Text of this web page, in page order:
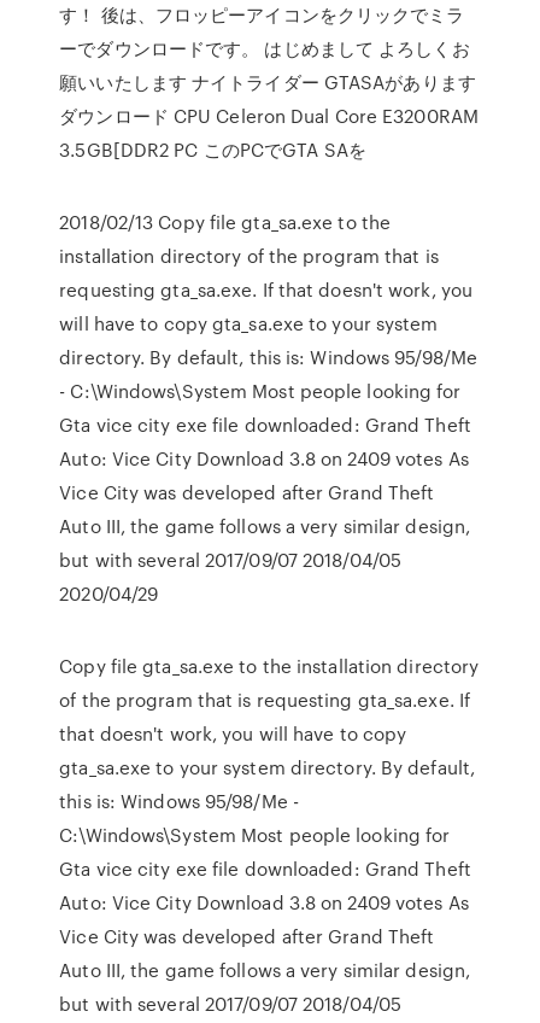
す！ 後は、フロッピーアイコンをクリックでミラ
ーでダウンロードです。 はじめまして よろしくお
願いいたします ナイトライダー GTASAがあります
ダウンロード CPU Celeron Dual Core E3200RAM
3.5GB[DDR2 PC このPCでGTA SAを
2018/02/13 Copy file gta_sa.exe to the
installation directory of the program that is
requesting gta_sa.exe. If that doesn't work, you
will have to copy gta_sa.exe to your system
directory. By default, this is: Windows 95/98/Me
- C:\Windows\System Most people looking for
Gta vice city exe file downloaded: Grand Theft
Auto: Vice City Download 3.8 on 2409 votes As
Vice City was developed after Grand Theft
Auto III, the game follows a very similar design,
but with several 2017/09/07 2018/04/05
2020/04/29
Copy file gta_sa.exe to the installation directory
of the program that is requesting gta_sa.exe. If
that doesn't work, you will have to copy
gta_sa.exe to your system directory. By default,
this is: Windows 95/98/Me -
C:\Windows\System Most people looking for
Gta vice city exe file downloaded: Grand Theft
Auto: Vice City Download 3.8 on 2409 votes As
Vice City was developed after Grand Theft
Auto III, the game follows a very similar design,
but with several 2017/09/07 2018/04/05